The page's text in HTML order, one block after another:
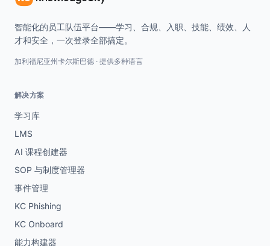
智能化的员工队伍平台——学习、合规、入职、技能、绩效、人
才和安全，一次登录全部搞定。
加利福尼亚州卡尔斯巴德 · 提供多种语言
解决方案
学习库
LMS
AI 课程创建器
SOP 与制度管理器
事件管理
KC Phishing
KC Onboard
能力构建器